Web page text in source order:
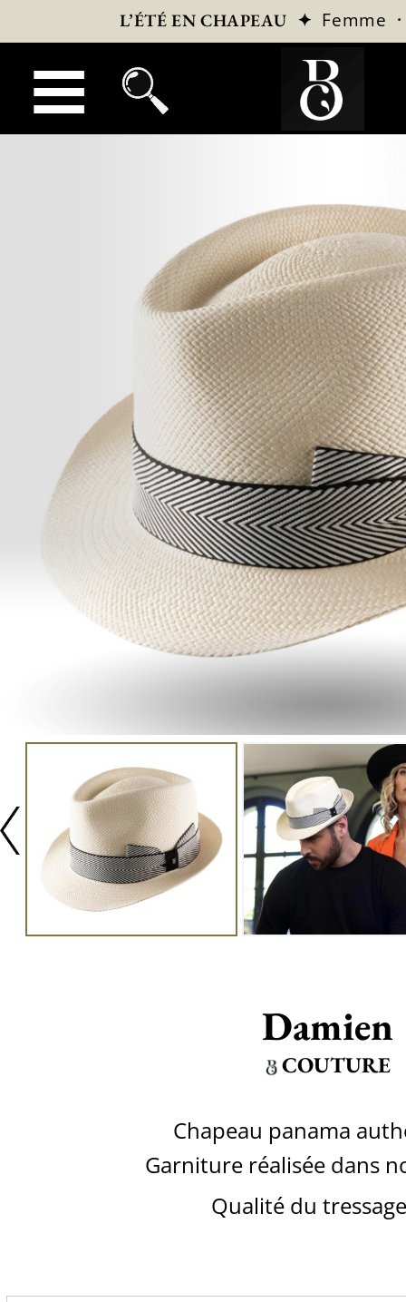
L’ÉTÉ EN CHAPEAU ✦ Femme
Damien
COUTURE
Chapeau panama
Garniture réalisée dans
Qualité du